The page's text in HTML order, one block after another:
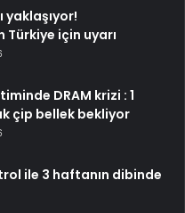
yaklaşıyor!
Türkiye için uyarı
DRAM krizi : 1
çip bellek bekliyor
ile 3 haftanın dibinde